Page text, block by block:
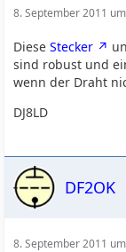
8. September 2011
DieseStecker
sind robust und
wenn der Draht
DJ8LD
DF2OK
8. September 2011